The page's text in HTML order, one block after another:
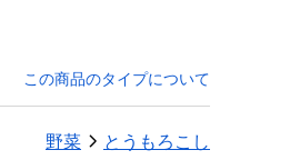
この商品のタイプについて
野菜 とうもろこし